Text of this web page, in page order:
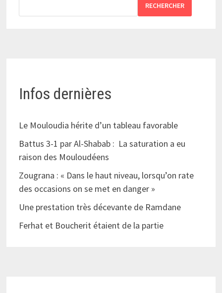
RECHERCHER
Infos dernières
Le Mouloudia hérite d’un tableau favorable
Battus 3-1 par Al-Shabab : La saturation a eu
raison des Mouloudéens
Zougrana : « Dans le haut niveau, lorsqu’on rate
des occasions on se met en danger »
Une prestation très décevante de Ramdane
Ferhat et Boucherit étaient de la partie